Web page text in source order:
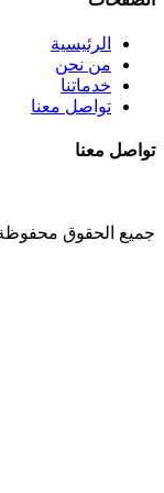
الرئيسية
من نحن
خدماتنا
تواصل معنا
تواصل معنا
جميع الحقوق